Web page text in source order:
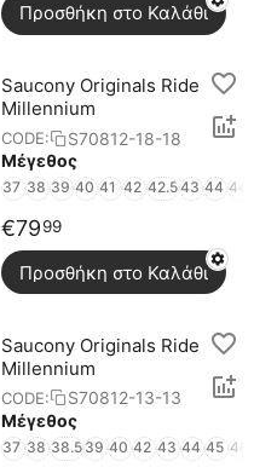
Προσθήκη στο Καλάθι
Saucony Originals Ride
Millennium
CODE:
S70812-18-18
Μέγεθος
37 38 39 40 41 42 42.543 44
€7999
Προσθήκη στο Καλάθι
Saucony Originals Ride
Millennium
CODE:
S70812-13-13
Μέγεθος
37 38 38.5 39 40 42 43 44 45 46